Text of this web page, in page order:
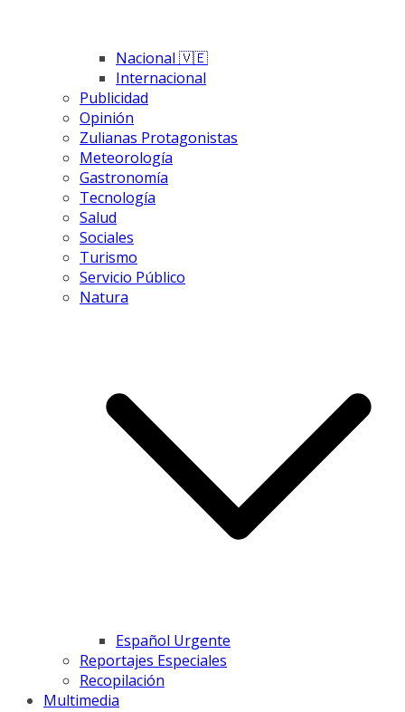
Nacional 🇻🇪
Internacional
Publicidad
Opinión
Zulianas Protagonistas
Meteorología
Gastronomía
Tecnología
Salud
Sociales
Turismo
Servicio Público
Natura
Español Urgente
Reportajes Especiales
Recopilación
Multimedia